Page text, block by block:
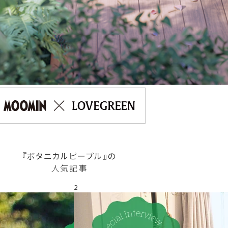
『ボタニカルピープル』の
人気記事
2